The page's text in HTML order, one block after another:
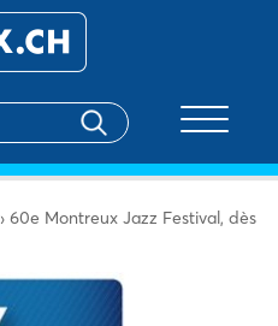
› 60e Montreux Jazz Festival, dès